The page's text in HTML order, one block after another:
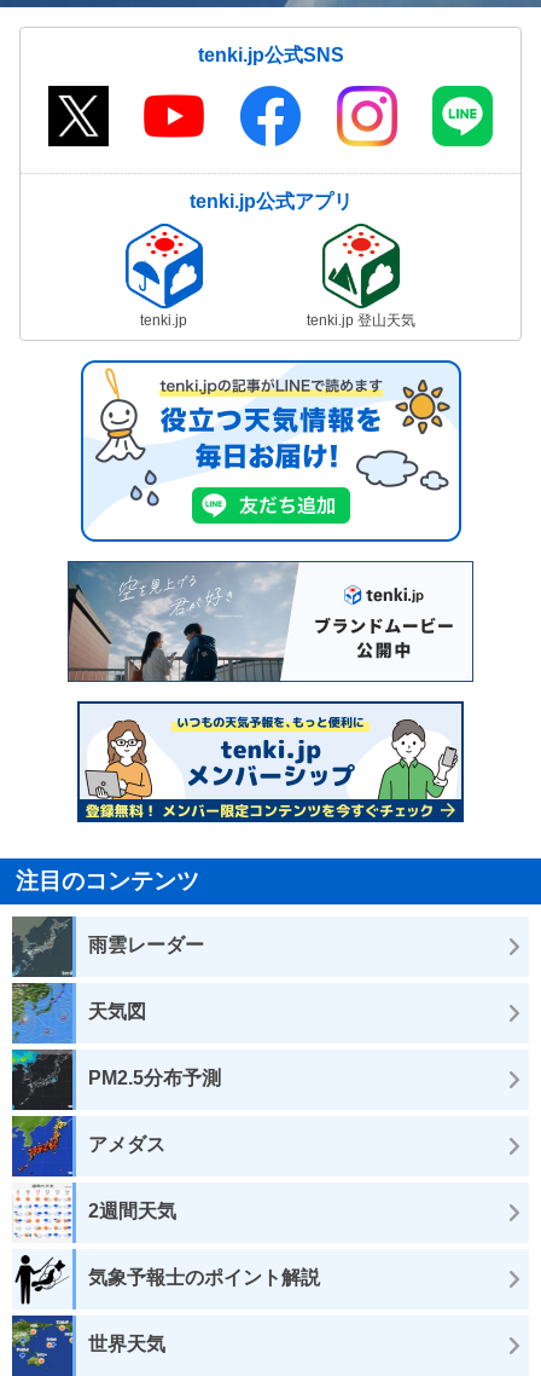
tenki.jp公式SNS
tenki.jp公式アプリ
tenki.jp tenki.jp 登山天気
注目のコンテンツ
雨雲レーダー
天気図
PM2.5分布予測
アメダス
2週間天気
気象予報士のポイント解説
世界天気